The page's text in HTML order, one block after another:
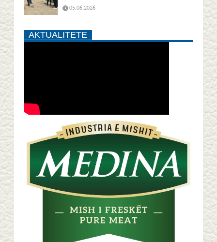
05.06.2026
AKTUALITETE